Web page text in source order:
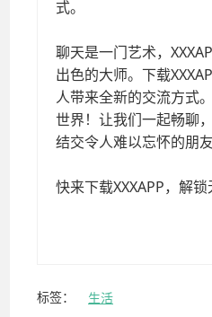
标签： 生活